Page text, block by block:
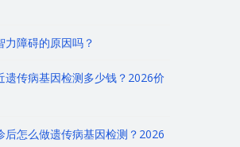
力障碍的原因吗？
遗传病基因检测多少钱？2026价
后怎么做遗传病基因检测？2026